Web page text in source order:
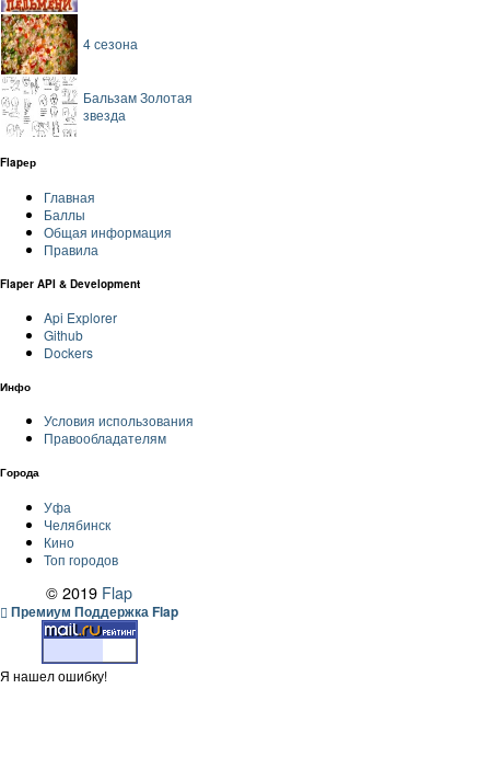
4 сезона
Бальзам Золотая
звезда
Flapер
Главная
Баллы
Общая информация
Правила
Flaper API & Development
Api Explorer
Github
Dockers
Инфо
Условия использования
Правообладателям
Города
Уфа
Челябинск
Кино
Топ городов
© 2019 Flap
Премиум Поддержка Flap
Я нашел ошибку!